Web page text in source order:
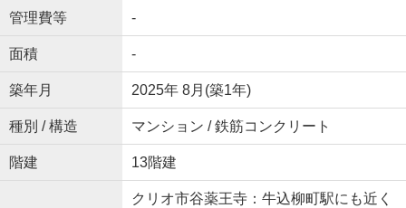
管理費等 -
面積 -
築年月 2025年 8月(築1年)
種別 / 構造 マンション / 鉄筋コンクリート
階建 13階建
クリオ市谷薬王寺：牛込柳町駅にも近く